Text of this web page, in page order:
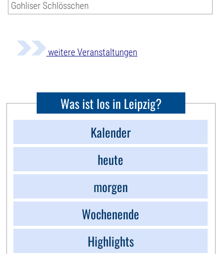
Gohliser Schlösschen
weitere Veranstaltungen
Was ist los in Leipzig?
Kalender
heute
morgen
Wochenende
Highlights